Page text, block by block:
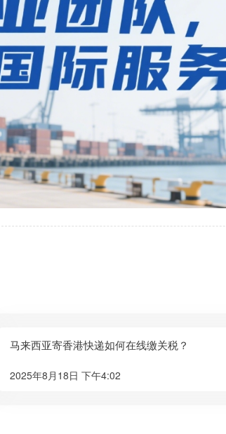
马来西亚寄香港快递如何在线缴关税？
2025年8月18日 下午4:02